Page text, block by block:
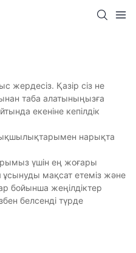
жердесіз. Қазір сіз не
таба алатыныңызға
екеніне кепілдік
нарықта
үшін ең жоғары
ұсынуды мақсат етеміз және
бойынша жеңілдіктер
белсенді түрде